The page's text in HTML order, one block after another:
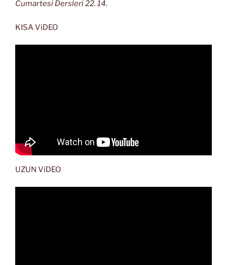
Cumartesi Dersleri 22. 14.
KISA ViDEO
UZUN ViDEO